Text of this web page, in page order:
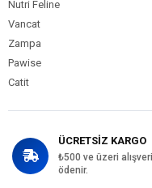
Nutri Feline
Vancat
Zampa
Pawise
Catit
ÜCRETSİZ KARGO
₺500 ve üzeri
ödenir.